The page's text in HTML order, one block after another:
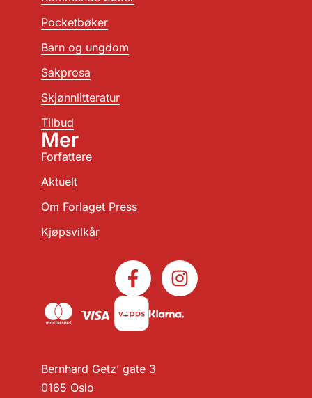
Bernhard Getz’ gate 3
0165 Oslo
Pocketbøker
Barn og ungdom
Sakprosa
Skjønnlitteratur
Tilbud
Mer
Forfattere
Aktuelt
Om Forlaget Press
Kjøpsvilkår